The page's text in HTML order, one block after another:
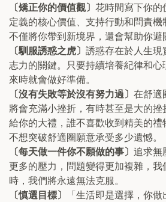
〔矯正你的價值觀〕 花時間寫下你的
定義的核心價值、支持行動和問責
不僅將你帶到新境界，還會幫助你避
〔馴服誘惑之虎〕 誘惑存在於人生現
志力的關鍵。只要持續培養紀律和
來時就會做好準備。
〔沒有失敗等於沒有努力過〕 在舒適
將會充滿小挫折，有時甚至是大的
給你的大禮，誰不喜歡收到精美的禮
不想突破舒適圈願意承受多少遺憾。
〔每天做一件你不願做的事〕 追求無
更多的壓力，問題變得更加複雜，
時，我們將永遠無法克服。
〔慎選目標〕
「生活即是選擇，你